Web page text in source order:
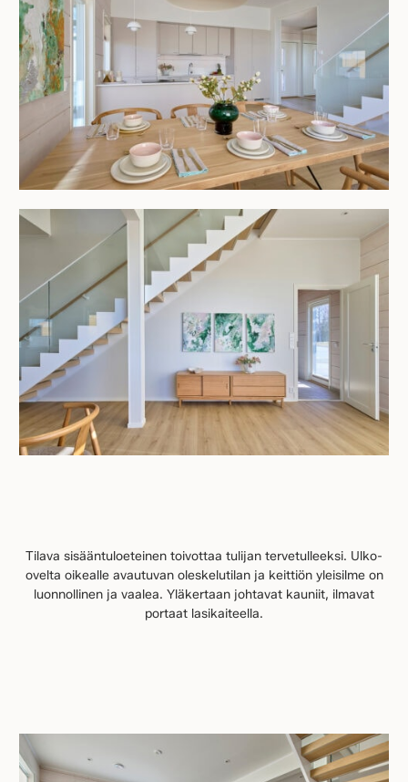
Tilava sisääntuloeteinen toivottaa tulijan tervetulleeksi. Ulko-
ovelta oikealle avautuvan oleskelutilan ja keittiön yleisilme on
luonnollinen ja vaalea. Yläkertaan johtavat kauniit, ilmavat
portaat lasikaiteella.